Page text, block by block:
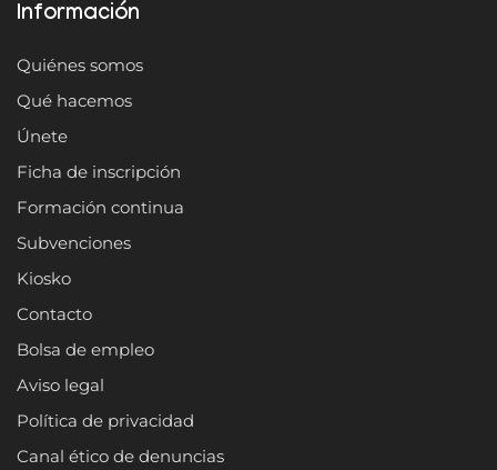
Información
Quiénes somos
Qué hacemos
Únete
Ficha de inscripción
Formación continua
Subvenciones
Kiosko
Contacto
Bolsa de empleo
Aviso legal
Política de privacidad
Canal ético de denuncias